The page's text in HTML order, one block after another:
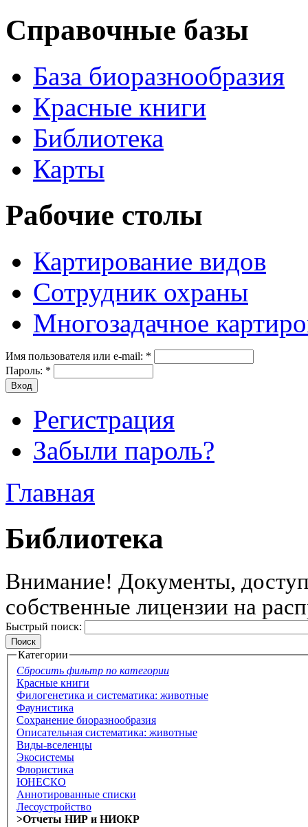
Справочные базы
База биоразнообразия
Красные книги
Библиотека
Карты
Рабочие столы
Картирование видов
Сотрудник охраны
Многозадачное
Имя пользователя или e-mail: *
Пароль: *
Регистрация
Забыли пароль?
Главная
Библиотека
Внимание! Документы,
собственные лицензии на
Быстрый поиск:
Категории
Сбросить фильтр по категории
Красные книги
Филогенетика и систематика: животные
Фаунистика
Сохранение биоразнообразия
Описательная систематика: животные
Виды-вселенцы
Экосистемы
Флористика
ЮНЕСКО
Аннотированные списки
Лесоустройство
>Отчеты НИР и НИОКР